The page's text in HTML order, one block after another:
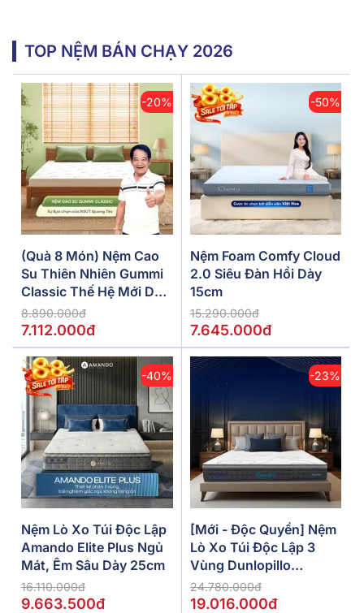
TOP NỆM BÁN CHẠY 2026
-20%
(Quà 8 Món) Nệm Cao
Su Thiên Nhiên Gummi
Classic Thế Hệ Mới Dày
5/10/15cm
8.890.000đ
7.112.000đ
-50%
Nệm Foam Comfy Cloud
2.0 Siêu Đàn Hồi Dày
15cm
15.290.000đ
7.645.000đ
-40%
Nệm Lò Xo Túi Độc Lập
Amando Elite Plus Ngủ
Mát, Êm Sâu Dày 25cm
16.110.000đ
9.663.500đ
-23%
[Mới - Độc Quyền] Nệm
Lò Xo Túi Độc Lập 3
Vùng Dunlopillo
De.Stress Powerful
24.780.000đ
19.016.000đ